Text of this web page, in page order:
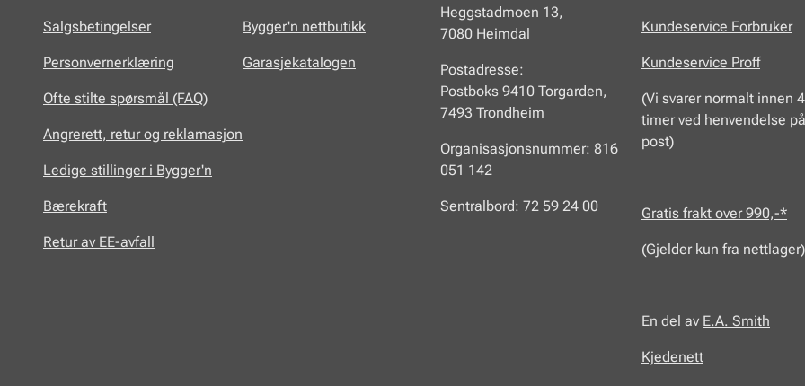
Salgsbetingelser
Personvernerklæring
Ofte stilte spørsmål (FAQ)
Angrerett, retur og reklamasjon
Ledige stillinger i Bygger'n
Bærekraft
Retur av EE-avfall
Bygger'n nettbutikk
Garasjekatalogen
Heggstadmoen 13,
7080 Heimdal
Postadresse:
Postboks 9410 Torgarden,
7493 Trondheim
Organisasjonsnummer: 816
051 142
Sentralbord: 72 59 24 00
Kundeservice Forbruker
Kundeservice Proff
(Vi svarer normalt innen
timer ved henvendelse
post)
Gratis frakt over 990,-*
(Gjelder kun fra nettlager)
En del av E.A. Smith
Kjedenett